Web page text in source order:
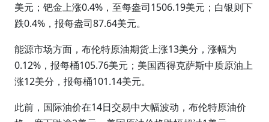
美元；钯金上涨0.4%，至每盎司1506.19美元；白银则下
跌0.4%，报每盎司87.64美元。
能源市场方面，布伦特原油期货上涨13美分，涨幅为
0.12%，报每桶105.76美元；美国西得克萨斯中质原油上
涨12美分，报每桶101.14美元。
此前，国际油价在14日交易中大幅波动，布伦特原油价